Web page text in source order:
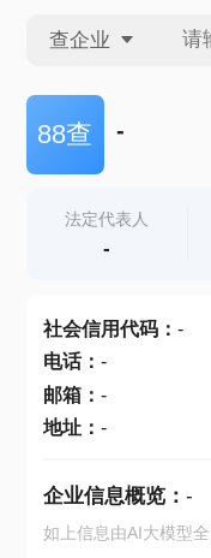
查企业
查企业
查产地
88查 -
法定代表人
-
社会信用代码： -
电话： -
邮箱： -
地址： -
企业信息概览： -
如上信息由AI大模型